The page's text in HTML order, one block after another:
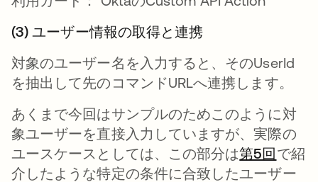
(3) ユーザー情報の取得と連携
対象のユーザー名を入力すると、そのUserId
を抽出して先のコマンドURLへ連携します。
あくまで今回はサンプルのためこのように対
象ユーザーを直接入力していますが、実際の
ユースケースとしては、この部分は第5回新し
で紹
介したような特定の条件に合致したユーザー